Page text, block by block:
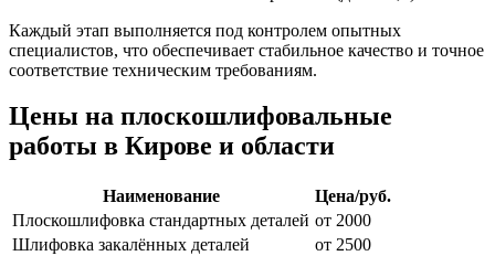
Каждый этап выполняется под контролем опытных
специалистов, что обеспечивает стабильное качество и точное
соответствие техническим требованиям.
Цены на плоскошлифовальные
работы в Кирове и области
Наименование
Цена/руб.
Плоскошлифовка стандартных деталей от 2000
Шлифовка закалённых деталей
от 2500